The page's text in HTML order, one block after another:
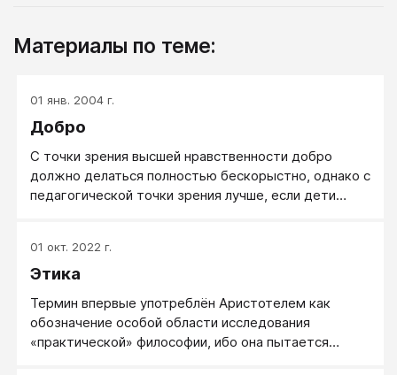
Материалы по теме:
01 янв. 2004 г.
Добро
С точки зрения высшей нравственности добро
должно делаться полностью бескорыстно, однако с
педагогической точки зрения лучше, если дети
01 окт. 2022 г.
Этика
Термин впервые употреблён Аристотелем как
обозначение особой области исследования
«практической» философии, ибо она пытается